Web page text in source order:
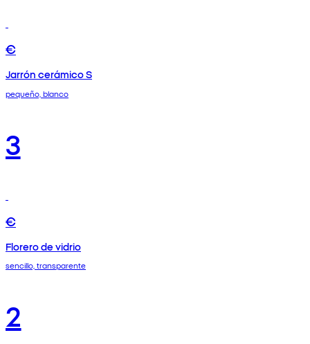
€
Jarrón cerámico S
pequeño, blanco
3
€
Florero de vidrio
sencillo, transparente
2